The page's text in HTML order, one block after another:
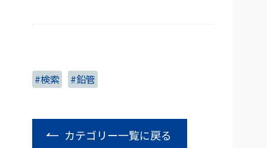
#検索 #鉛管
カテゴリー一覧に戻る